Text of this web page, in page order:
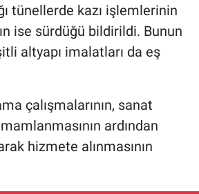
tünellerde kazı işlemlerinin
ise sürdüğü bildirildi. Bunun
altyapı imalatları da eş
çalışmalarının, sanat
ardından
hizmete alınmasının